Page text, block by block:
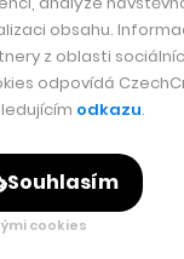
obsahu.
z oblasti
odpovídá
odkazu.
Souhlasím
cookies